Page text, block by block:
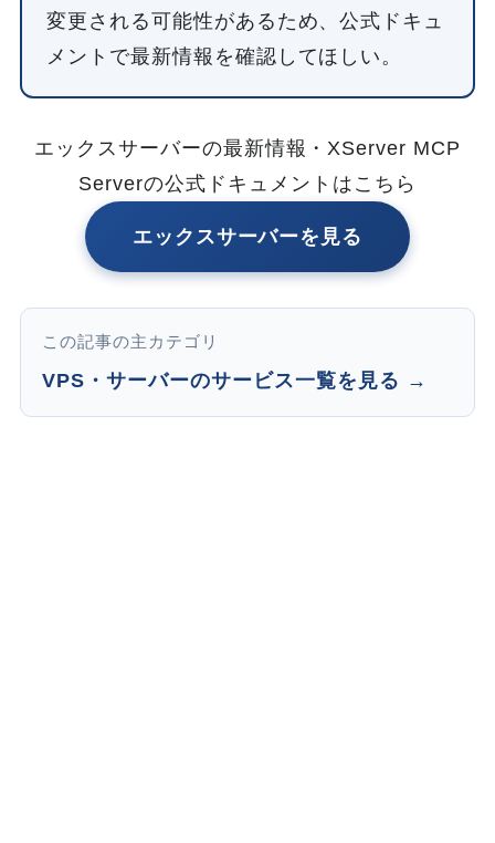
変更される可能性があるため、公式ドキュ
メントで最新情報を確認してほしい。
エックスサーバーの最新情報・XServer MCP
Serverの公式ドキュメントはこちら
エックスサーバーを見る
この記事の主カテゴリ
VPS・サーバーのサービス一覧を見る →